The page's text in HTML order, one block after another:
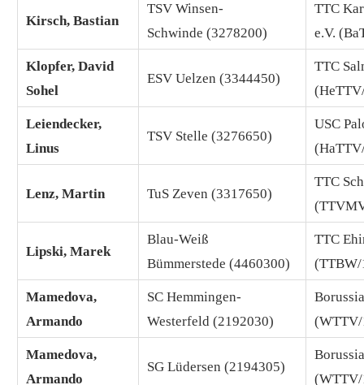
Kirsch, Bastian
TSV Winsen-
Schwinde (3278200)
TTC
e.V.
Klopfer, David
Sohel
ESV Uelzen (3344450)
TTC
Leiendecker,
Linus
TSV Stelle (3276650)
USC
Lenz, Martin TuS Zeven (3317650)
TTC
Lipski, Marek
Blau-Weiß
Bümmerstede (4460300)
TTC
Mamedova,
Armando
SC Hemmingen-
Westerfeld (2192030)
Mamedova,
Armando
SG Lüdersen (2194305)